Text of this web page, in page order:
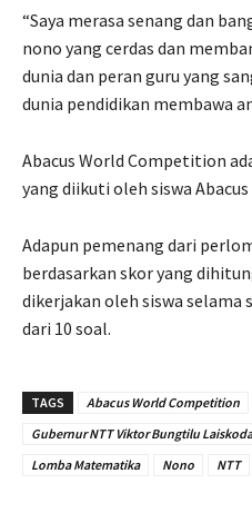
“Saya merasa senang dan
nono yang cerdas dan
dunia dan peran guru yang
dunia pendidikan membawa
Abacus World Competition
yang diikuti oleh siswa
Adapun pemenang dari
berdasarkan skor yang
dikerjakan oleh siswa
dari 10 soal.
TAGS Abacus World Competition
Gubernur NTT Viktor Bungtilu
Lomba Matematika
Nono NTT